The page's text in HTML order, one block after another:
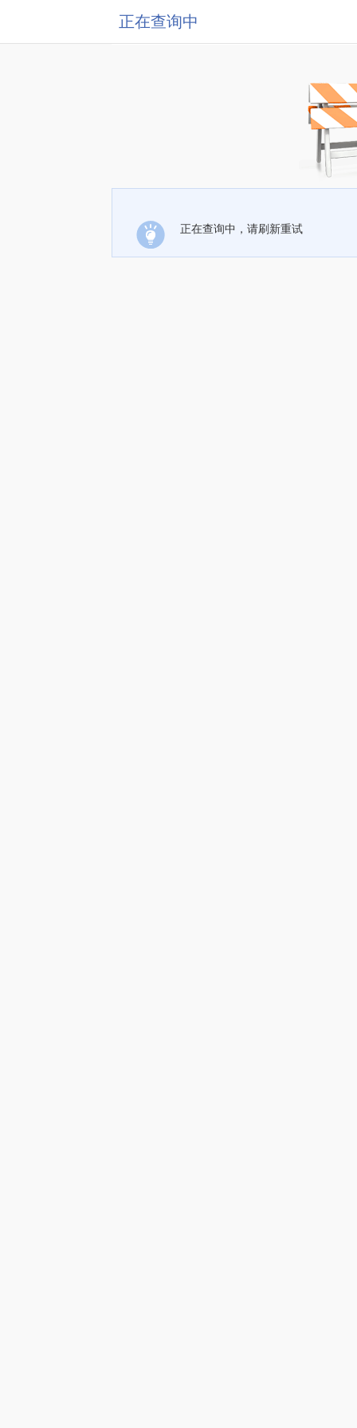
正在查询中
正在查询中，请刷新重试